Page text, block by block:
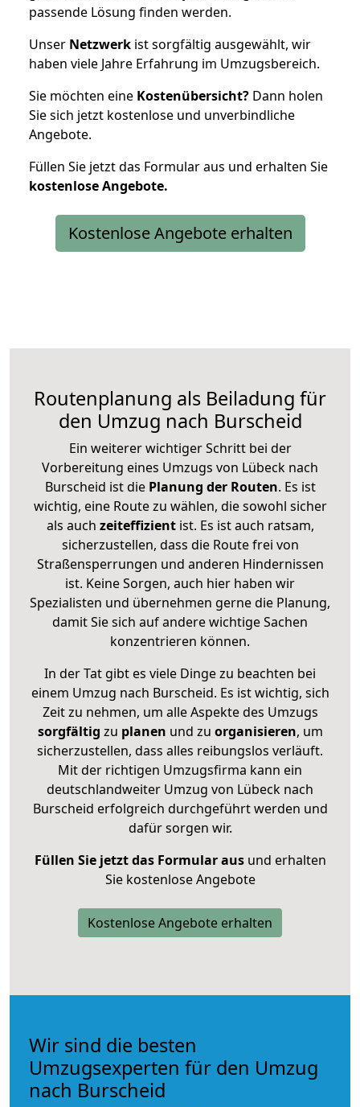
passende Lösung finden werden.
Unser Netzwerk ist sorgfältig ausgewählt, wir
haben viele Jahre Erfahrung im Umzugsbereich.
Sie möchten eine Kostenübersicht? Dann holen
Sie sich jetzt kostenlose und unverbindliche
Angebote.
Füllen Sie jetzt das Formular aus und erhalten Sie
kostenloseAngebote.
Kostenlose Angebote erhalten
Routenplanung als Beiladung für
den Umzug nach Burscheid
Ein weiterer wichtiger Schritt bei der
Vorbereitung eines Umzugs von Lübeck nach
Burscheid ist diePlanung der Routen. Es ist
wichtig, eine Route zu wählen, die sowohl sicher
als auch zeiteffizientist. Es ist auch ratsam,
sicherzustellen, dass die Route frei von
Straßensperrungen und anderen Hindernissen
ist. Keine Sorgen, auch hier haben wir
Spezialisten und übernehmen gerne die Planung,
damit Sie sich auf andere wichtige Sachen
konzentrieren können.
In der Tat gibt es viele Dinge zu beachten bei
einem Umzug nach Burscheid. Es ist wichtig, sich
Zeit zu nehmen, um alle Aspekte des Umzugs
sorgfältig zu planen und zu organisieren, um
sicherzustellen, dass alles reibungslos verläuft.
Mit der richtigen Umzugsfirma kann ein
deutschlandweiter Umzug von Lübeck nach
Burscheid erfolgreich durchgeführt werden und
dafür sorgen wir.
Füllen Sie jetzt das Formular ausund erhalten
Sie kostenlose Angebote
Kostenlose Angebote erhalten
Wir sind die besten
Umzugsexperten für den Umzug
nach Burscheid